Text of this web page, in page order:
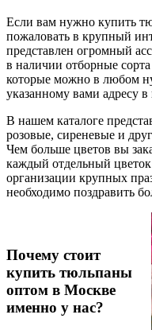
Если вам нужно купить
пожаловать в крупный
представлен огромный
в наличии отборные
которые можно в любом
указанному вами адресу
В нашем каталоге
розовые, сиреневые и
Чем больше цветов вы
каждый отдельный
организации крупных
необходимо поздравить
Почему стоит
купить тюльпаны
оптом в Москве
именно у нас?